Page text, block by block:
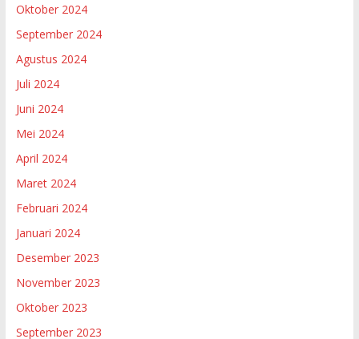
Oktober 2024
September 2024
Agustus 2024
Juli 2024
Juni 2024
Mei 2024
April 2024
Maret 2024
Februari 2024
Januari 2024
Desember 2023
November 2023
Oktober 2023
September 2023